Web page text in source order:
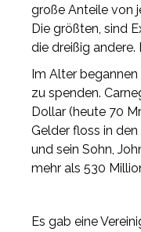
große Anteile von
Die größten, sind
die dreißig andere.
Im Alter
zu spenden.
Dollar (heute 70
Gelder floss in
und sein Sohn,
mehr als 530
Es gab eine